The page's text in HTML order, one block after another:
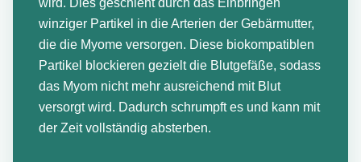
wird. Dies geschieht durch das Einbringen
winziger Partikel in die Arterien der Gebärmutter,
die die Myome versorgen. Diese biokompatiblen
Partikel blockieren gezielt die Blutgefäße, sodass
das Myom nicht mehr ausreichend mit Blut
versorgt wird. Dadurch schrumpft es und kann mit
der Zeit vollständig absterben.